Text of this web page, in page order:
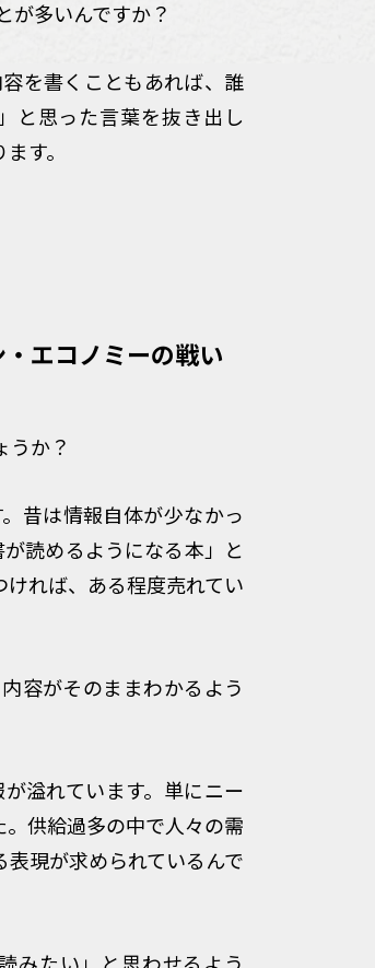
が多いんですか？
を書くこともあれば、誰
と思った言葉を抜き出し
す。
エコノミーの戦い
うか？
昔は情報自体が少なかっ
読めるようになる本」と
れば、ある程度売れてい
容がそのままわかるよう
溢れています。単にニー
供給過多の中で人々の需
現が求められているんで